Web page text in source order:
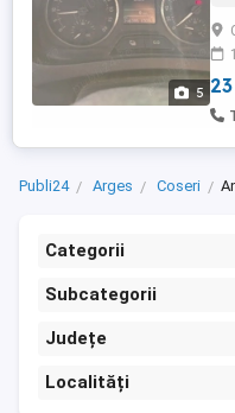
5
Publi24 Arges Coseri
Categorii
Subcategorii
Județe
Localități